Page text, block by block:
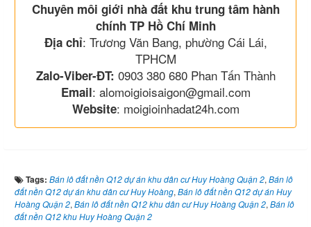
Chuyên môi giới nhà đất khu trung tâm hành
chính TP Hồ Chí Minh
Địa chỉ: Trương Văn Bang, phường Cái Lái,
TPHCM
Zalo-Viber-ĐT: 0903 380 680 Phan Tấn Thành
Email: alomoigioisaigon@gmail.com
Website: moigioinhadat24h.com
Tags: Bán lô đất nền Q12 dự án khu dân cư Huy Hoàng Quận 2, Bán lô
đất nền Q12 dự án khu dân cư Huy Hoàng, Bán lô đất nền Q12 dự án Huy
Hoàng Quận 2, Bán lô đất nền Q12 khu dân cư Huy Hoàng Quận 2, Bán lô
đất nền Q12 khu Huy Hoàng Quận 2